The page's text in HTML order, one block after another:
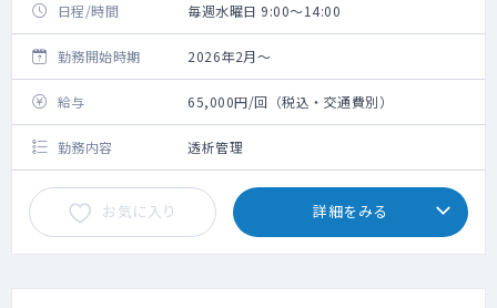
日程/時間 毎週水曜日 9:00～14:00
勤務開始時期 2026年2月～
給与 65,000円/回（税込・交通費別）
勤務内容 透析管理
お気に入り 詳細をみる